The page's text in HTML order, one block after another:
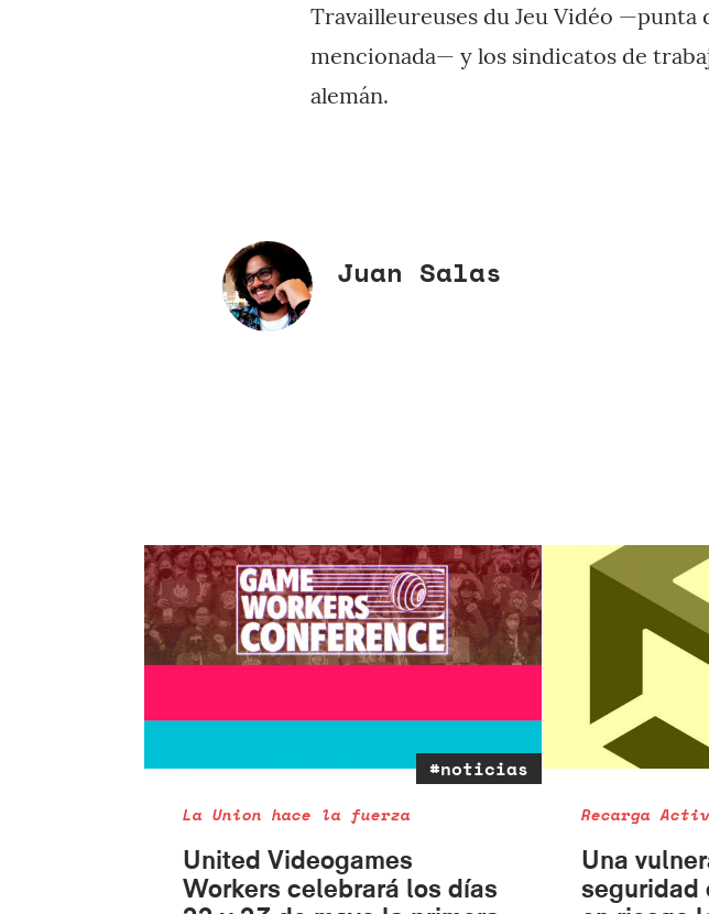
Travailleureuses du Jeu Vidéo —punta
mencionada— y los sindicatos de
alemán.
Juan Salas
#noticias
La Union hace la fuerza
United Videogames
Workers celebrará los días
Recarga
Una
seguridad